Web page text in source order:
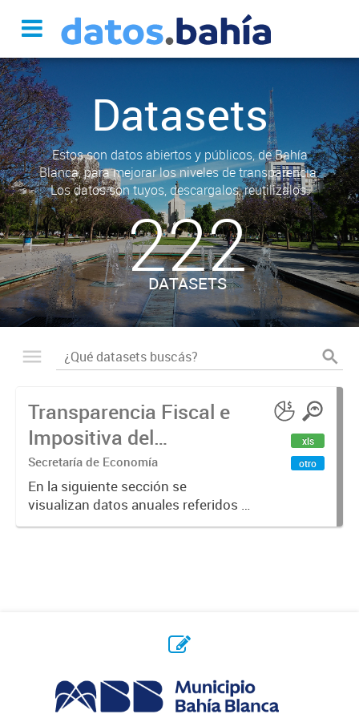
Datasets
Estos son datos abiertos y públicos, de Bahía
Blanca, para mejorar los niveles de transparencia.
Los datos son tuyos, descargalos, reutilizalos.
222
DATASETS
Transparencia Fiscal e
Impositiva del
Municipio. Año 2023
Secretaría de Economía
En la siguiente sección se
visualizan datos anuales referidos a
la transparencia fiscal e impositiva
xls
otro